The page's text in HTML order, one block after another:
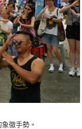
徵手勢。